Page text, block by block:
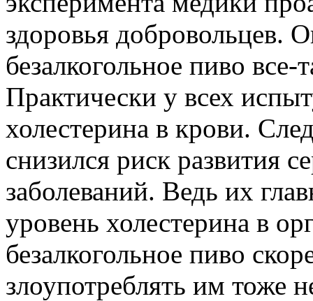
здоровья добровольцев.
безалкогольное пиво
Практически у всех
холестерина в крови.
снизился риск развития
заболеваний. Ведь их
уровень холестерина в
безалкогольное пиво
злоупотреблять им тоже